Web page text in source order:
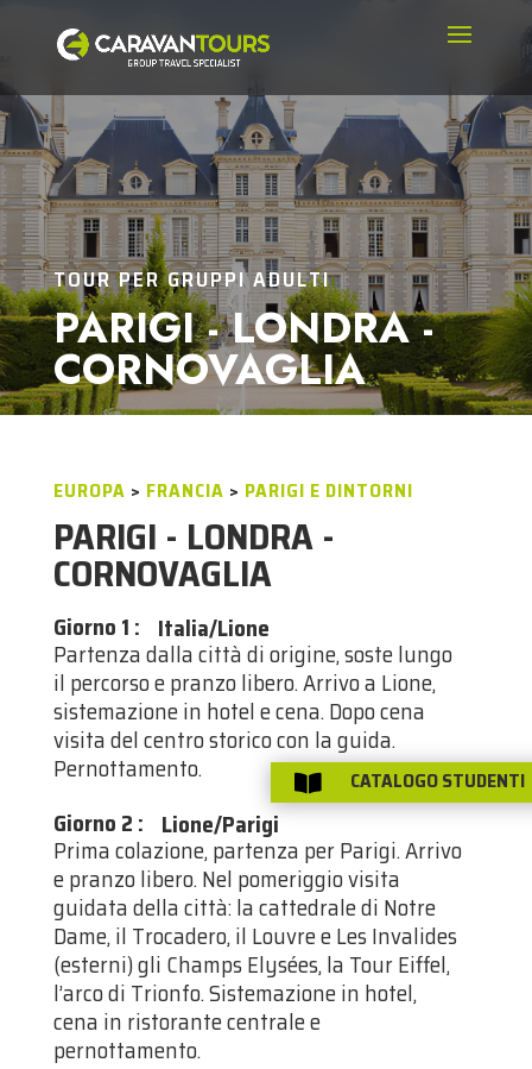
TOUR PER GRUPPI ADULTI
PARIGI - LONDRA -
CORNOVAGLIA
EUROPA > FRANCIA > PARIGI E DINTORNI
PARIGI - LONDRA -
CORNOVAGLIA
Giorno 1 : Italia/Lione
Partenza dalla città di origine, soste lungo
il percorso e pranzo libero. Arrivo a Lione,
sistemazione in hotel e cena. Dopo cena
visita del centro storico con la guida.
Pernottamento.
Giorno 2 : Lione/Parigi
Prima colazione, partenza per Parigi. Arrivo
e pranzo libero. Nel pomeriggio visita
guidata della città: la cattedrale di Notre
Dame, il Trocadero, il Louvre e Les Invalides
(esterni) gli Champs Elysées, la Tour Eiffel,
l’arco di Trionfo. Sistemazione in hotel,
cena in ristorante centrale e
pernottamento.
 CATALOGO STUDENTI